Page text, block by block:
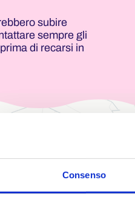
Consenso
subire
sempre gli
di recarsi in